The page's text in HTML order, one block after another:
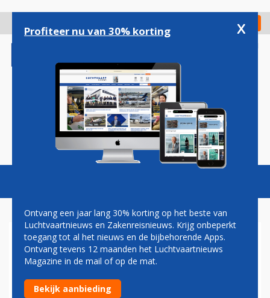
gaan
Check in
Magazine Podcasts Vacatures
EASYJET VERWELKOMT
ZESTIG MILJOENSTE
PASSAGIER OP SCHIPHOL
Profiteer nu van 30% korting x
Ontvang een jaar lang 30% korting op het beste van
Luchtvaartnieuws en Zakenreisnieuws. Krijg onbeperkt
toegang tot al het nieuws en de bijbehorende Apps.
Ontvang tevens 12 maanden het Luchtvaartnieuws
Magazine in de mail of op de mat.
Bekijk aanbieding